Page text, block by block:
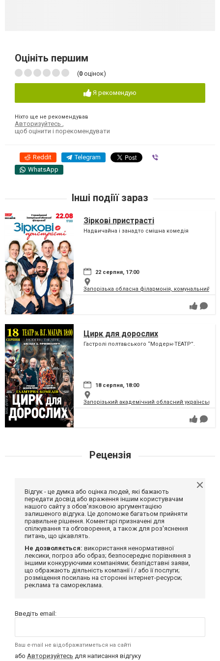
Оцініть першим
(0 оцінок)
Я рекомендую
Ніхто ще не рекомендував
Авторизуйтесь ,
щоб оцінити і порекомендувати
Reddit Telegram
WhatsApp
Інші подіїї зараз
Зіркові пристрасті
Надвичайна і занадто смішна комедія
22 серпня, 17:00
Запорізька обласна філармонія, комунальний
Цирк для дорослих
Гастролі полтавського “Модерн-ТЕАТР”.
18 серпня, 18:00
Запорізький академічний обласний
Рецензія
Відгук - це думка або оцінка людей, які бажають
передати досвід або враження іншим користувачам
нашого сайту з обов'язковою аргументацією
залишеного відгука. Це допоможе багатьом прийняти
правильне рішення. Коментарі призначені для
спілкування та обговорення, а також для роз'яснення
питань, що цікавлять.
Не дозволяється: використання ненормативної
лексики, погроз або образ; безпосереднє порівняння з
іншими конкуруючими компаніями; безпідставні заяви,
що ображають діяльність компанії і / або її послуги;
розміщення посилань на сторонні інтернет-ресурси;
реклама та самореклама.
Введіть email:
Ваш e-mail не відображатиметься на сайті
або Авторизуйтесь для написання відгуку